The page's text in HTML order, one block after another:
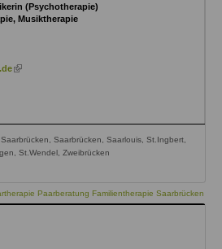
(Psychotherapie)
Musiktherapie
(link
Saarbrücken, Saarlouis, St.Ingbert,
St.Wendel, Zweibrücken
Paarberatung Familientherapie Saarbrücken